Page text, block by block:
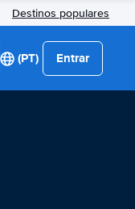
Destinos populares
(PT) Entrar